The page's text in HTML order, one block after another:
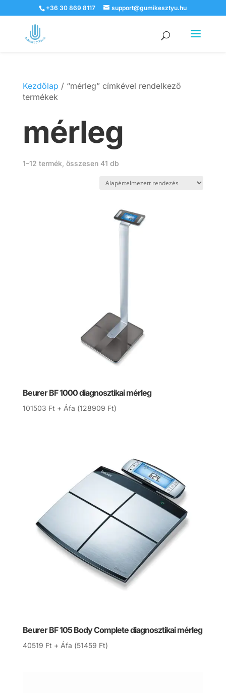
+36 30 869 8117 support@gumikesztyu.hu
Products
search
Kezdőlap / “mérleg” címkével rendelkező
termékek
mérleg
1–12 termék, összesen 41 db
Beurer BF 1000 diagnosztikai mérleg
101503 Ft + Áfa (128909 Ft)
Beurer BF 105 Body Complete diagnosztikai mérleg
40519 Ft + Áfa (51459 Ft)